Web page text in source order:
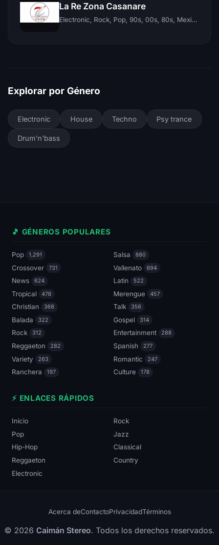
La Re Zona Casanare
Electronic, Rock, Pop, 90s, 00s, 80s, Mexican, Ranchera, Reggaeton, Instrumental, Salsa, Merengue, Tropical, Romantic, Vallenato, Llanera
Explorar por Género
Electronic House Techno Psy trance
Drum'n'bass
🎵 GÉNEROS POPULARES
Pop 1,291 Salsa 880
Crossover 731 Vallenato 694
News 624 Latin 522
Tropical 478 Merengue 457
Christian 368 Talk 356
Balada 322 Gospel 314
Rock 312 Entertainment 288
Reggaeton 282 Spanish 277
Variety 263 Romantic 247
Ranchera 197 Culture 178
⚡ ENLACES RÁPIDOS
Inicio
Rock
Pop
Jazz
Hip-Hop
Classical
Reggaeton
Country
Electronic
Acerca deContactoPrivacidadTérminos
© 2026 Caimán Stereo. Todos los derechos reservados.